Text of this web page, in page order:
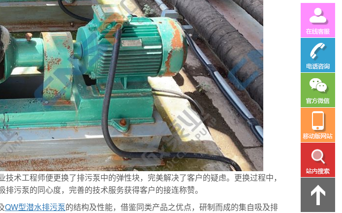
术工程师便更换了排污泵中的弹性块，完美解决了客户的疑虑。更换过程中，
污泵的同心度，完善的技术服务获得客户的接连称赞。
QW型潜水排污泵的结构及性能，借鉴同类产品之优点，研制而成的集自吸及排